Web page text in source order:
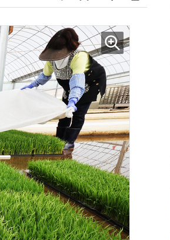
대기업과 협력사 AI 상생 시동
500조 퇴직연금 시장 노리는 RA 핀
테크…AI 연금운용 경쟁 본격화
코스피 급등에 매수 사이드카 발동